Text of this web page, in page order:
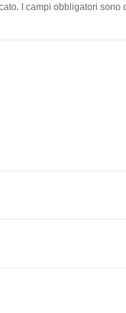
I campi obbligatori sono